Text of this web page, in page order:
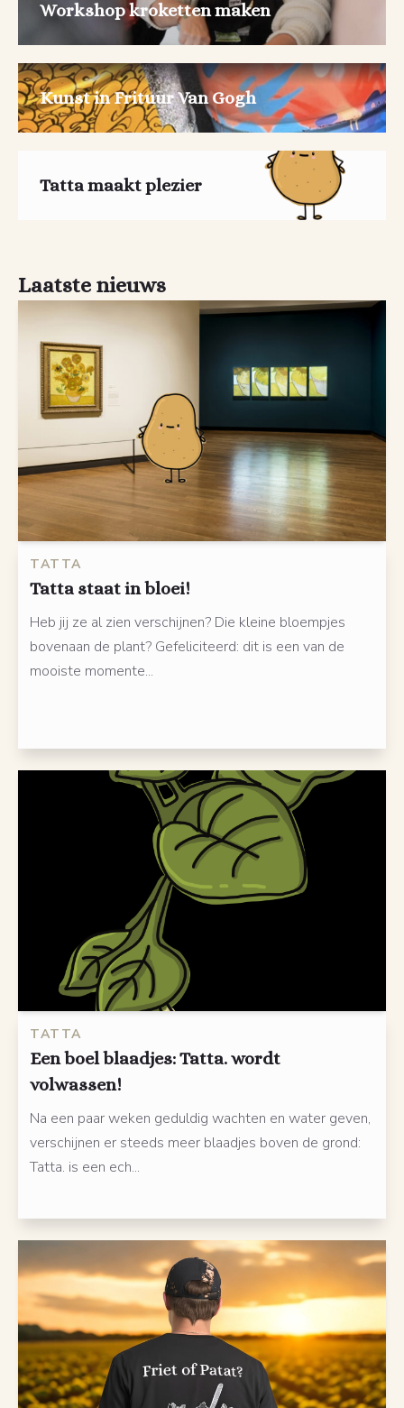
Workshop kroketten maken
Kunst in Frituur Van Gogh
Tatta maakt plezier
Laatste nieuws
TATTA
Tatta staat in bloei!
Heb jij ze al zien verschijnen? Die kleine bloempjes
bovenaan de plant? Gefeliciteerd: dit is een van de
mooiste momente...
TATTA
Een boel blaadjes: Tatta. wordt
volwassen!
Na een paar weken geduldig wachten en water geven,
verschijnen er steeds meer blaadjes boven de grond:
Tatta. is een ech...